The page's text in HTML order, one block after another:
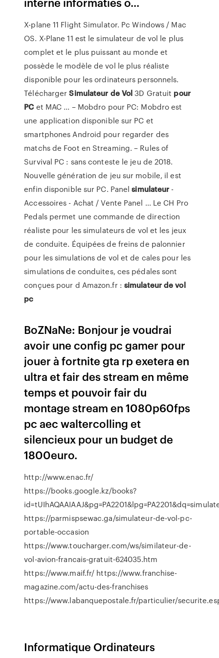
X-plane 11 Flight Simulator. Pc Windows / Mac
OS. X-Plane 11 est le simulateur de vol le plus
complet et le plus puissant au monde et
possède le modèle de vol le plus réaliste
disponible pour les ordinateurs personnels.
TéléchargerSimulateur de Vol3D Gratuit pour
PCet MAC ... – Mobdro pour PC: Mobdro est
une application disponible sur PC et
smartphones Android pour regarder des
matchs de Foot en Streaming. – Rules of
Survival PC : sans conteste le jeu de 2018.
Nouvelle génération de jeu sur mobile, il est
enfin disponible sur PC. Panelsimulateur -
Accessoires - Achat / Vente Panel ... Le CH Pro
Pedals permet une commande de direction
réaliste pour les simulateurs de vol et les jeux
de conduite. Équipées de freins de palonnier
pour les simulations de vol et de cales pour les
simulations de conduites, ces pédales sont
conçues pour d Amazon.fr : simulateurde vol
pc
BoZNaNe: Bonjour je voudrai
avoir une config pc gamer pour
jouer à fortnite gta rp exetera en
ultra et fair des stream en même
temps et pouvoir fair du
montage stream en 1080p60fps
pc aec waltercolling et
silencieux pour un budget de
1800euro.
http://www.enac.fr/
https://books.google.kz/books?
https://parmispsewac.ga/simulateur-de-vol-pc-
portable-occasion
https://www.toucharger.com/ws/similateur-de-
vol-avion-francais-gratuit-624035.htm
https://www.maif.fr/ https://www.franchise-
magazine.com/actu-des-franchises
https://www.labanquepostale.fr/particulier/
Informatique Ordinateurs